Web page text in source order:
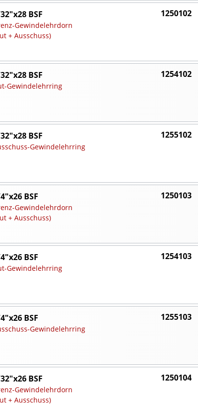
BSF
Gewindelehrdorn
+ Ausschuss)
1250102
BSF
Gewindelehrring
1254102
BSF
Gewindelehrring
1255102
BSF
Gewindelehrdorn
+ Ausschuss)
1250103
BSF
Gewindelehrring
1254103
BSF
Gewindelehrring
1255103
BSF
Gewindelehrdorn
+ Ausschuss)
1250104